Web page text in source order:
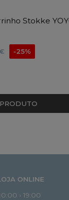
Stokke
-25%
ONLINE
› 19:00